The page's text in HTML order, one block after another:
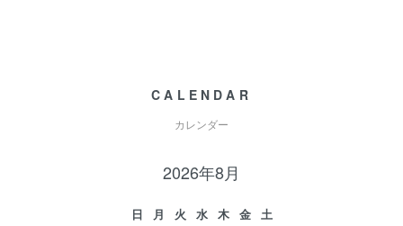
CALENDAR
カレンダー
2026年8月
日 月 火 水 木 金
土